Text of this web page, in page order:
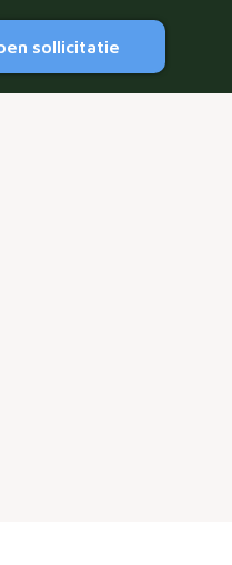
sollicitatie